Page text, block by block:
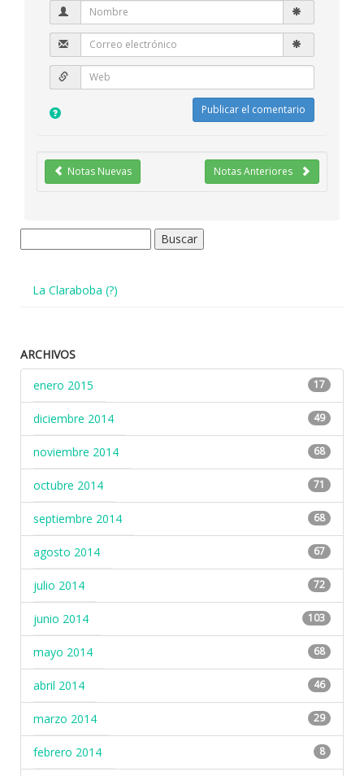
Notas Anteriores
Notas Nuevas
La Claraboba (?)
ARCHIVOS
enero 2015
17
diciembre 2014 49
noviembre 2014 68
octubre 2014 71
septiembre 2014 68
agosto 2014 67
julio 2014 72
junio 2014 103
mayo 2014 68
abril 2014 46
marzo 2014 29
febrero 2014 8